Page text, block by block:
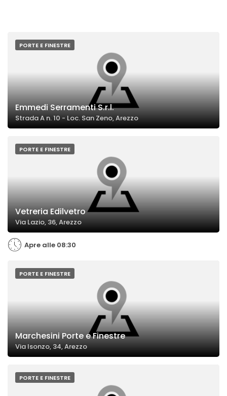
PORTE E FINESTRE
Emmedi Serramenti S.r.l.
Strada A n. 10 - Loc. San Zeno, Arezzo
PORTE E FINESTRE
Vetreria Edilvetro
Via Lazio, 36, Arezzo
Apre alle 08:30
PORTE E FINESTRE
Marchesini Porte e Finestre
Via Isonzo, 34, Arezzo
PORTE E FINESTRE